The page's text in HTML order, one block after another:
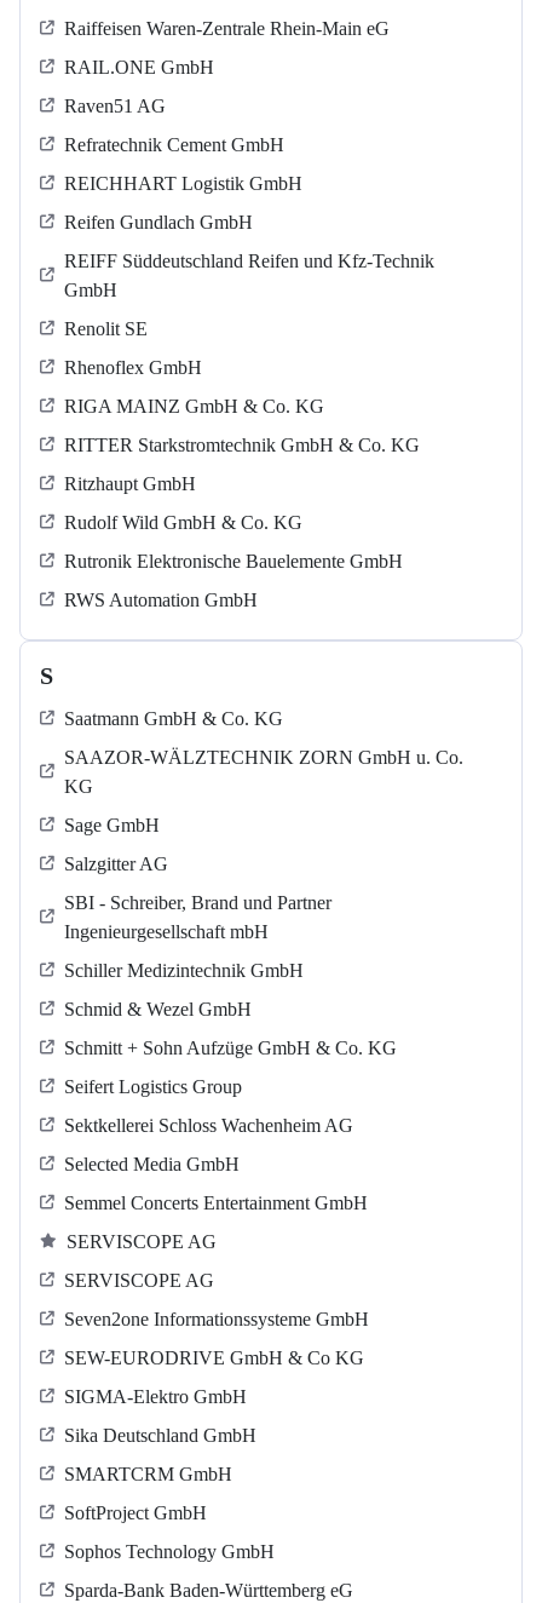
Raiffeisen Waren-Zentrale Rhein-Main eG
RAIL.ONE GmbH
Raven51 AG
Refratechnik Cement GmbH
REICHHART Logistik GmbH
Reifen Gundlach GmbH
REIFF Süddeutschland Reifen und Kfz-Technik
GmbH
Renolit SE
Rhenoflex GmbH
RIGA MAINZ GmbH & Co. KG
RITTER Starkstromtechnik GmbH & Co. KG
Ritzhaupt GmbH
Rudolf Wild GmbH & Co. KG
Rutronik Elektronische Bauelemente GmbH
RWS Automation GmbH
S
Saatmann GmbH & Co. KG
SAAZOR-WÄLZTECHNIK ZORN GmbH u. Co.
KG
Sage GmbH
Salzgitter AG
SBI - Schreiber, Brand und Partner
Ingenieurgesellschaft mbH
Schiller Medizintechnik GmbH
Schmid & Wezel GmbH
Schmitt + Sohn Aufzüge GmbH & Co. KG
Seifert Logistics Group
Sektkellerei Schloss Wachenheim AG
Selected Media GmbH
Semmel Concerts Entertainment GmbH
SERVISCOPE AG
SERVISCOPE AG
Seven2one Informationssysteme GmbH
SEW-EURODRIVE GmbH & Co KG
SIGMA-Elektro GmbH
Sika Deutschland GmbH
SMARTCRM GmbH
SoftProject GmbH
Sophos Technology GmbH
Sparda-Bank Baden-Württemberg eG